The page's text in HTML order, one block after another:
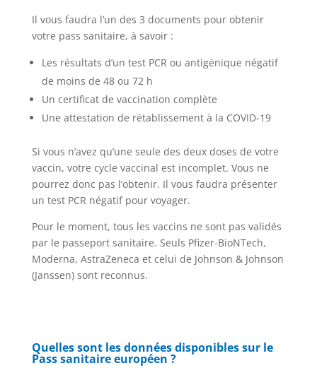
Il vous faudra l’un des 3 documents pour obtenir
votre pass sanitaire, à savoir :
Les résultats d’un test PCR ou antigénique négatif
de moins de 48 ou 72 h
Un certificat de vaccination complète
Une attestation de rétablissement à la COVID-19
Si vous n’avez qu’une seule des deux doses de votre
vaccin, votre cycle vaccinal est incomplet. Vous ne
pourrez donc pas l’obtenir. Il vous faudra présenter
un test PCR négatif pour voyager.
Pour le moment, tous les vaccins ne sont pas validés
par le passeport sanitaire. Seuls Pfizer-BioNTech,
Moderna, AstraZeneca et celui de Johnson & Johnson
(Janssen) sont reconnus.
Quelles sont les données disponibles sur le
Pass sanitaire européen ?